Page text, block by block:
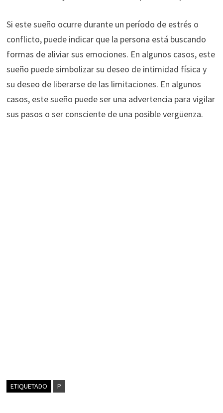
Si este sueño ocurre durante un período de estrés o
conflicto, puede indicar que la persona está buscando
formas de aliviar sus emociones. En algunos casos, este
sueño puede simbolizar su deseo de intimidad física y
su deseo de liberarse de las limitaciones. En algunos
casos, este sueño puede ser una advertencia para vigilar
sus pasos o ser consciente de una posible vergüenza.
ETIQUETADO P